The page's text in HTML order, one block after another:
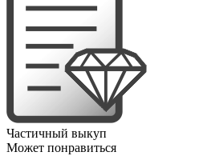
Частичный выкуп
Может понравиться